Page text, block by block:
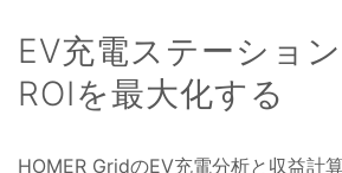
EV充電ステーショ
ROIを最大化する
HOMER GridのEV充電分析と収益計